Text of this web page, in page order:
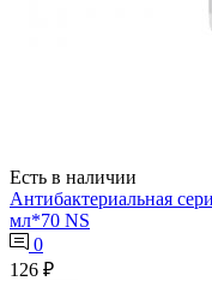
Есть в наличии
Антибактериальная
мл*70 NS
0
126 ₽